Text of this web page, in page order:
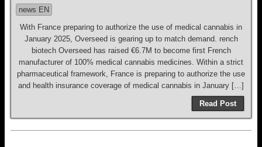
news EN
With France preparing to authorize the use of medical cannabis in
January 2025, Overseed is gearing up to match demand. rench
biotech Overseed has raised €6.7M to become first French
manufacturer of 100% medical cannabis medicines. Within a strict
pharmaceutical framework, France is preparing to authorize the use
and health insurance coverage of medical cannabis in January […]
Read Post